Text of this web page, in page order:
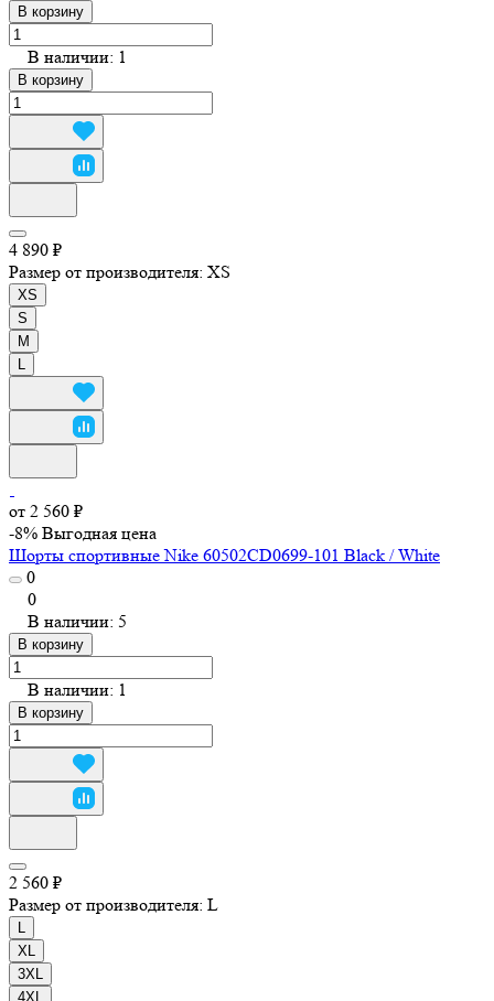
В корзину
В наличии: 1
В корзину
4 890 ₽
Размер от производителя: XS
XS
S
M
от 2 560 ₽
-8% Выгодная цена
Шорты спортивные Nike 60502CD0699-101 Black / White
0
0
В наличии: 5
В корзину
В наличии: 1
В корзину
2 560 ₽
Размер от производителя: L
XL
3XL
4XL